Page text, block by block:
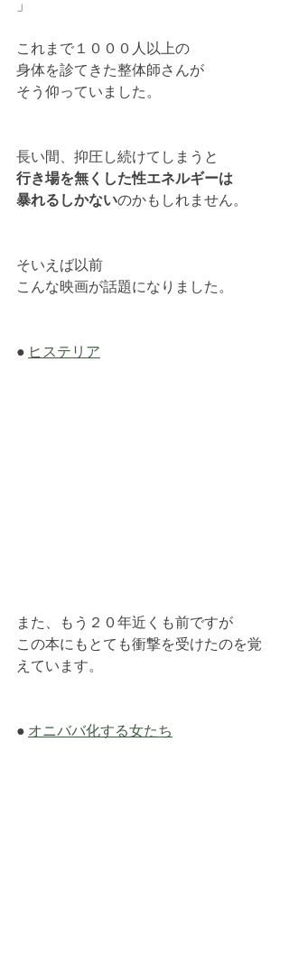
」
これまで１０００人以上の
身体を診てきた整体師さんが
そう仰っていました。
長い間、抑圧し続けてしまうと
行き場を無くした性エネルギーは
暴れるしかないのかもしれません。
そいえば以前
こんな映画が話題になりました。
● ヒステリア
また、もう２０年近くも前ですが
この本にもとても衝撃を受けたのを覚
えています。
● オニババ化する女たち